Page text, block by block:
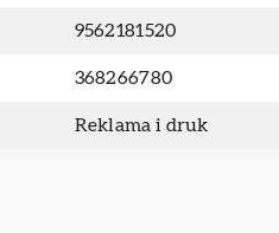
9562181520
368266780
Reklama i druk